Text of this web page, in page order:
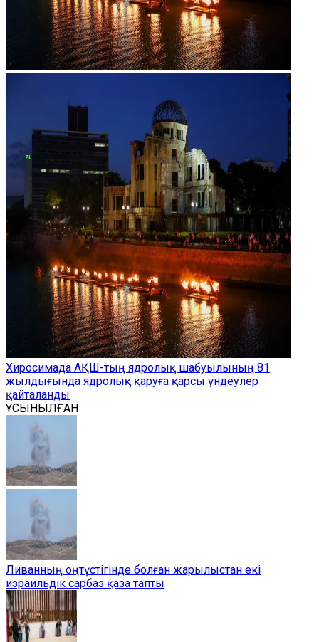
Хиросимада АҚШ-тың ядролық шабуылының 81
жылдығында ядролық қаруға қарсы үндеулер
қайталанды
ҰСЫНЫЛҒАН
Ливанның оңтүстігінде болған жарылыстан екі
израильдік сарбаз қаза тапты